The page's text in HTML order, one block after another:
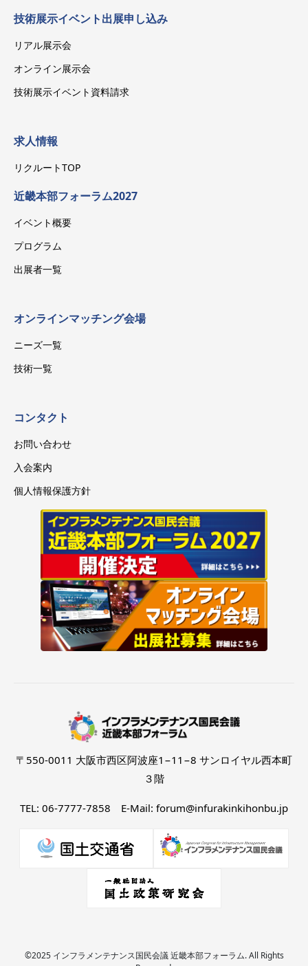
技術展示イベント出展申し込み
リアル展示会
オンライン展示会
技術展示イベント資料請求
求人情報
リクルートTOP
近畿本部フォーラム2027
イベント概要
プログラム
出展者一覧
オンラインマッチング会場
ニーズ一覧
技術一覧
コンタクト
お問い合わせ
入会案内
個人情報保護方針
〒550-0011 大阪市西区阿波座1−11−8 サンロイヤル西本町
３階
TEL: 06-7777-7858 E-Mail: forum@infurakinkihonbu.jp
©2025 インフラメンテナンス国民会議 近畿本部フォーラム. All Rights